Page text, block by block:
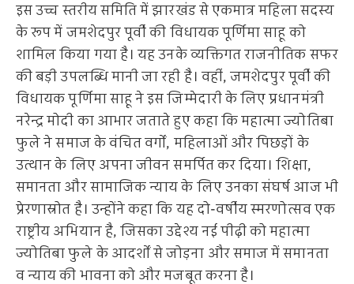
इस उच्च स्तरीय समिति में झारखंड से एकमात्र महिला सदस्य
के रूप में जमशेदपुर पूर्वी की विधायक पूर्णिमा साहू को
शामिल किया गया है। यह उनके व्यक्तिगत राजनीतिक सफर
की बड़ी उपलब्धि मानी जा रही है। वहीं, जमशेदपुर पूर्वी की
विधायक पूर्णिमा साहू ने इस जिम्मेदारी के लिए प्रधानमंत्री
नरेन्द्र मोदी का आभार जताते हुए कहा कि महात्मा ज्योतिबा
फुले ने समाज के वंचित वर्गों, महिलाओं और पिछड़ों के
उत्थान के लिए अपना जीवन समर्पित कर दिया। शिक्षा,
समानता और सामाजिक न्याय के लिए उनका संघर्ष आज भी
प्रेरणास्रोत है। उन्होंने कहा कि यह दो-वर्षीय स्मरणोत्सव एक
राष्ट्रीय अभियान है, जिसका उद्देश्य नई पीढ़ी को महात्मा
ज्योतिबा फुले के आदर्शों से जोड़ना और समाज में समानता
व न्याय की भावना को और मजबूत करना है।